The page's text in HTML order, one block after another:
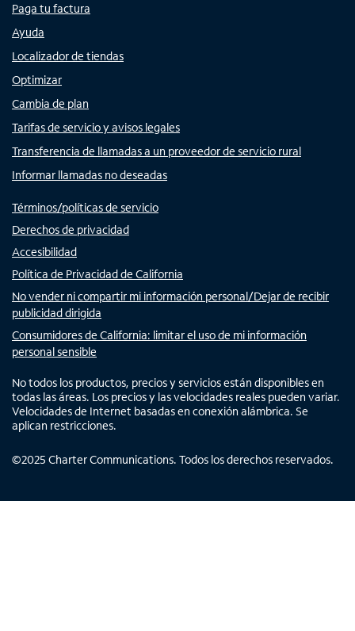
Paga tu factura
Ayuda
Localizador de tiendas
Optimizar
Cambia de plan
Tarifas de servicio y avisos legales
Transferencia de llamadas a un proveedor de servicio rural
Informar llamadas no deseadas
Términos/políticas de servicio
Derechos de privacidad
Accesibilidad
Política de Privacidad de California
No vender ni compartir mi información personal/Dejar de recibir
publicidad dirigida
Consumidores de California: limitar el uso de mi información
personal sensible
No todos los productos, precios y servicios están disponibles en
todas las áreas. Los precios y las velocidades reales pueden variar.
Velocidades de Internet basadas en conexión alámbrica. Se
aplican restricciones.
©2025 Charter Communications. Todos los derechos reservados.